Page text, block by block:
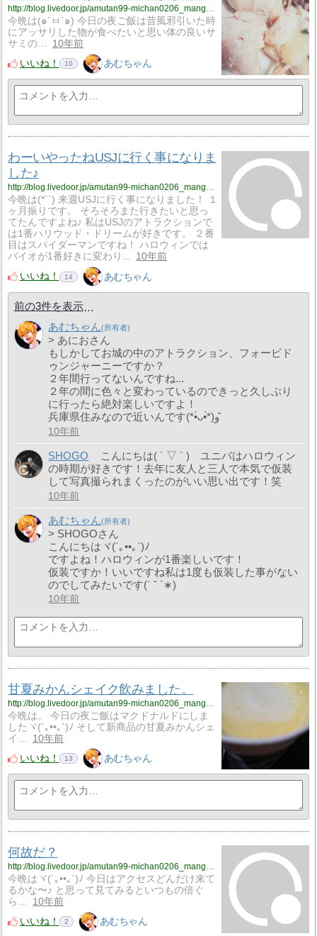
http://blog.livedoor.jp/amutan99-michan0206_manga_anime0502/archives/3325688.html
今晩は(๑´ㅂ`๑) 今日の夜ご飯は昔風邪引いた時
にアッサリした物が食べたいと思い体の良いサ
サミの…
10年前
いいね！
10 あむちゃん
わーいやったねUSJに行く事になりま
した♪
http://blog.livedoor.jp/amutan99-michan0206_manga_anime0502/archives/3304795.html
今晩は(*´`) 来週USJに行く事になりました！ １
ヶ月振りです。 そろそろまた行きたいと思っ
てたんですよね♪ 私はUSJのアトラクションで
は1番ハリウッド・ドリームが好きです。 ２番
目はスパイダーマンですね！ ハロウィンでは
バイオが1番好きに変わり... 10年前
いいね！
14 あむちゃん
前の3件を表示
あむちゃん
> あにおさん
もしかしてお城の中のアトラクション、フォービド
ゥンジャーニーですか？
２年間行ってないんですね...
２年の間に色々と変わっているのできっと久しぶり
に行ったら絶対楽しいですよ！
兵庫県住みなので近いんです(*•̀ᴗ•́*)و ̑̑
10年前
SHOGO
こんにちは( ´ ▽ ` ) ユニバはハロウィン
の時期が好きです！去年に友人と三人で本気で仮装
して写真撮られまくったのがいい思い出です！笑
10年前
あむちゃん
> SHOGOさん
こんにちはヾ(´｡••｡`)ﾉ
ですよね！ハロウィンが1番楽しいです！
仮装ですか！いいですね私は1度も仮装した事がない
のでしてみたいです(´ ˘ `∗)
10年前
甘夏みかんシェイク飲みました。
今晩は。 今日の夜ご飯はマクドナルドにしま
したヾ(´｡••｡`)ﾉ そして新商品の甘夏みかんシェ
イ…
10年前
いいね！
13 あむちゃん
何故だ？
今晩はヾ(´｡••｡`)ﾉ 今日はアクセスどんだけ来て
るかな〜♪ と思って見てみるといつもの倍ぐ
ら…
10年前
いいね！
2 あむちゃん